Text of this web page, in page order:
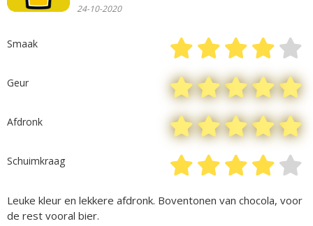
24-10-2020
Smaak
Geur
Afdronk
Schuimkraag
Leuke kleur en lekkere afdronk. Boventonen van chocola, voor
de rest vooral bier.